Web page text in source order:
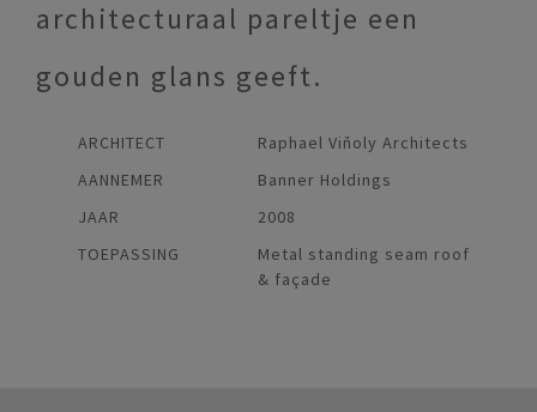
architecturaal pareltje een
gouden glans geeft.
ARCHITECT
Raphael Viňoly Architects
AANNEMER
Banner Holdings
JAAR
2008
TOEPASSING
Metal standing seam roof
& façade